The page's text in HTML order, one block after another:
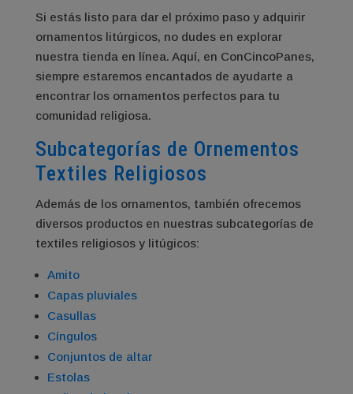
Si estás listo para dar el próximo paso y adquirir
ornamentos litúrgicos, no dudes en explorar
nuestra tienda en línea. Aquí, en ConCincoPanes,
siempre estaremos encantados de ayudarte a
encontrar los ornamentos perfectos para tu
comunidad religiosa.
Subcategorías de Ornementos
Textiles Religiosos
Además de los ornamentos, también ofrecemos
diversos productos en nuestras subcategorías de
textiles religiosos y litúgicos:
Amito
Capas pluviales
Casullas
Cíngulos
Conjuntos de altar
Estolas